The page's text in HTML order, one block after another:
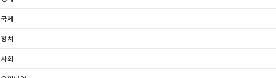
국제
정치
사회